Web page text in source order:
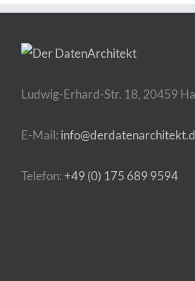
Ludwig-Erhard-Str. 18, 20459
E-Mail:
Telefon: +49 (0) 175 689 9594